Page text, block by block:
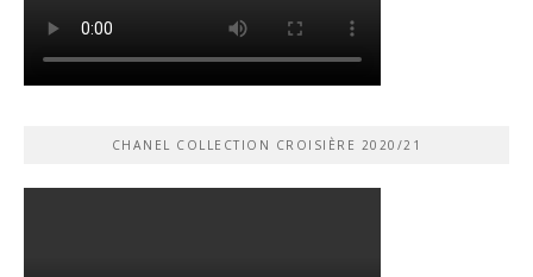
CHANEL COLLECTION CROISIÈRE 2020/21